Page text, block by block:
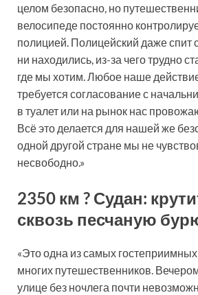
целом безопасно, но
велосипеде постоянно
полицией. Полицейский даже спит
ни находились, из-за чего трудно
где мы хотим. Любое наше
требуется согласование с
в туалет или на рынок нас
Всё это делается для нашей же
одной другой стране мы не
несвободно.»
2350 км ? Судан:
сквозь песчаную
«Это одна из самых
многих путешественников.
улице без ночлега почти